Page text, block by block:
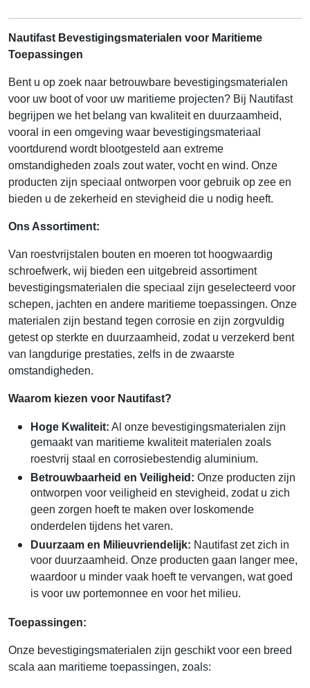
Nautifast Bevestigingsmaterialen voor Maritieme
Toepassingen
Bent u op zoek naar betrouwbare bevestigingsmaterialen
voor uw boot of voor uw maritieme projecten? Bij Nautifast
begrijpen we het belang van kwaliteit en duurzaamheid,
vooral in een omgeving waar bevestigingsmateriaal
voortdurend wordt blootgesteld aan extreme
omstandigheden zoals zout water, vocht en wind. Onze
producten zijn speciaal ontworpen voor gebruik op zee en
bieden u de zekerheid en stevigheid die u nodig heeft.
Ons Assortiment:
Van roestvrijstalen bouten en moeren tot hoogwaardig
schroefwerk, wij bieden een uitgebreid assortiment
bevestigingsmaterialen die speciaal zijn geselecteerd voor
schepen, jachten en andere maritieme toepassingen. Onze
materialen zijn bestand tegen corrosie en zijn zorgvuldig
getest op sterkte en duurzaamheid, zodat u verzekerd bent
van langdurige prestaties, zelfs in de zwaarste
omstandigheden.
Waarom kiezen voor Nautifast?
Hoge Kwaliteit: Al onze bevestigingsmaterialen zijn
gemaakt van maritieme kwaliteit materialen zoals
roestvrij staal en corrosiebestendig aluminium.
Betrouwbaarheid en Veiligheid: Onze producten zijn
ontworpen voor veiligheid en stevigheid, zodat u zich
geen zorgen hoeft te maken over loskomende
onderdelen tijdens het varen.
Duurzaam en Milieuvriendelijk: Nautifast zet zich in
voor duurzaamheid. Onze producten gaan langer mee,
waardoor u minder vaak hoeft te vervangen, wat goed
is voor uw portemonnee en voor het milieu.
Toepassingen:
Onze bevestigingsmaterialen zijn geschikt voor een breed
scala aan maritieme toepassingen, zoals: